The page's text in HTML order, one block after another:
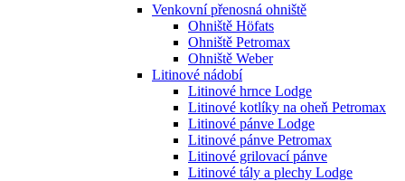
Venkovní přenosná ohniště
Ohniště Höfats
Ohniště Petromax
Ohniště Weber
Litinové nádobí
Litinové hrnce Lodge
Litinové kotlíky na oheň Petromax
Litinové pánve Lodge
Litinové pánve Petromax
Litinové grilovací pánve
Litinové tály a plechy Lodge